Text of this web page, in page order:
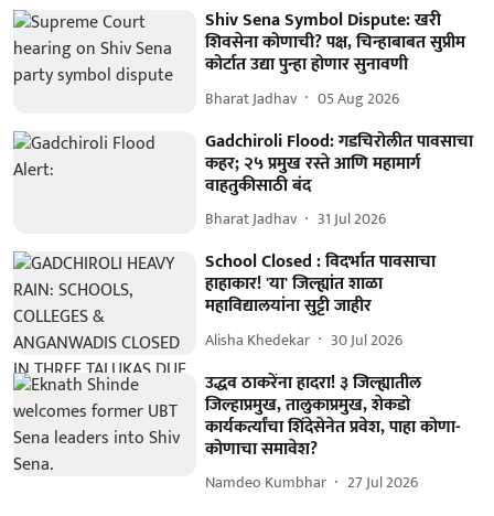
Shiv Sena Symbol Dispute: खरी
शिवसेना कोणाची? पक्ष, चिन्हाबाबत सुप्रीम
कोर्टात उद्या पुन्हा होणार सुनावणी
Bharat Jadhav 05 Aug 2026
Gadchiroli Flood: गडचिरोलीत पावसाचा
कहर; २५ प्रमुख रस्ते आणि महामार्ग
वाहतुकीसाठी बंद
Bharat Jadhav 31 Jul 2026
School Closed : विदर्भात पावसाचा
हाहाकार! 'या' जिल्ह्यांत शाळा
महाविद्यालयांना सुट्टी जाहीर
Alisha Khedekar 30 Jul 2026
उद्धव ठाकरेंना हादरा! ३ जिल्ह्यातील
जिल्हाप्रमुख, तालुकाप्रमुख, शेकडो
कार्यकर्त्यांचा शिंदेसेनेत प्रवेश, पाहा कोणा-
कोणाचा समावेश?
Namdeo Kumbhar 27 Jul 2026